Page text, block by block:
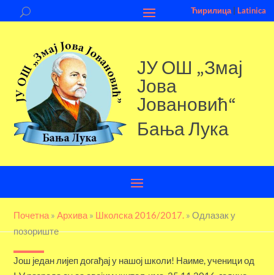
Ћирилица| Latinica
ЈУ ОШ „Змај
Јова
Јовановић“
Бања Лука
Почетна »Aрхива » Школска 2016/2017. »Одлазак у
позориште
Још један лијеп догађај у нашој школи! Наиме, ученици од